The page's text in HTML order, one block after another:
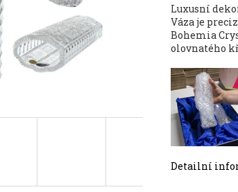
Luxusní
Váza je
Bohemia
olovnatého
Detailní